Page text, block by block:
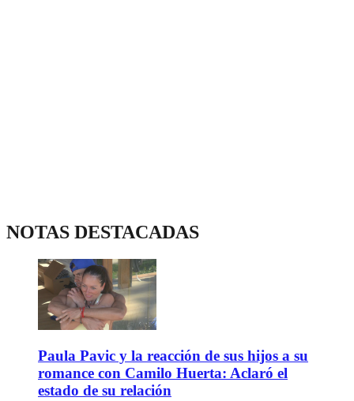
NOTAS DESTACADAS
Paula Pavic y la reacción de sus hijos a su
romance con Camilo Huerta: Aclaró el
estado de su relación